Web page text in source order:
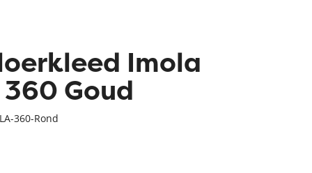
Overig
Accessoires
Xilento vloerkleden
Imola
Goud
360-Rond